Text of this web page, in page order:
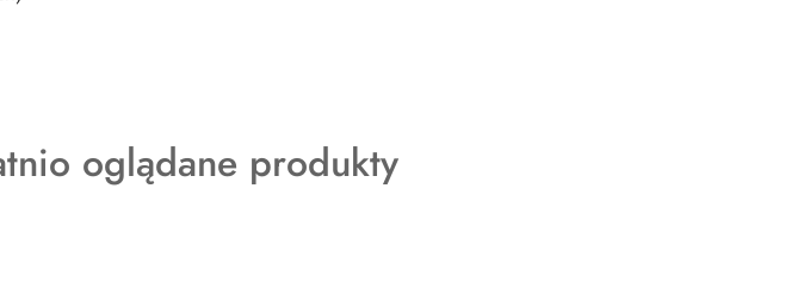
oglądane produkty